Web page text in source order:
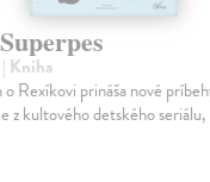
| Kniha
o Rexíkovi prináša nové
z kultového detského